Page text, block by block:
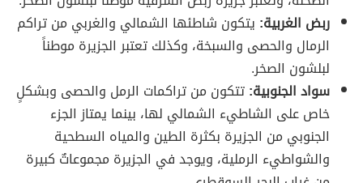
ربض الغربية: يتكون شاطئها الشمالي والغربي من تراكم
الرمال والحصى والسبخة، وكذلك تعتبر الجزيرة موطناً
لبلشون الصخر.
سواد الجنوبية:تتكون من تراكمات الرمل والحصى وبشكلٍ
خاص على الشاطيء الشمالي لها، بينما يمتاز الجزء
الجنوبي من الجزيرة بكثرة الطين والمياه السطحية
والشواطيء الرملية، ويوجد في الجزيرة مجموعاتٌ كبيرة